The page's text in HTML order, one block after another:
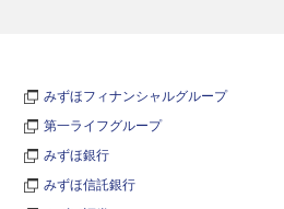
みずほフィナンシャルグループ
第一ライフグループ
みずほ銀行
みずほ信託銀行